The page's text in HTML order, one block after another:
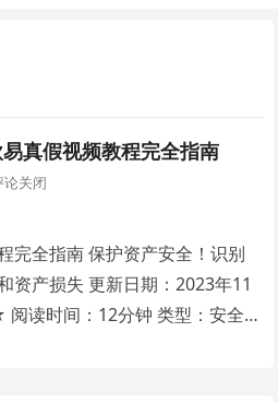
真假视频教程完全指南
论关闭
完全指南 保护资产安全！识别
资产损失 更新日期：2023年11
时间：12分钟 类型：安全识